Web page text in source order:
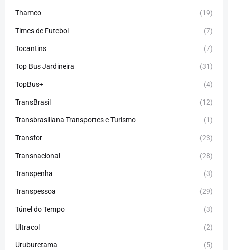
Thamco (19)
Times de Futebol (7)
Tocantins (7)
Top Bus Jardineira (31)
TopBus+ (4)
TransBrasil (12)
Transbrasiliana Transportes e Turismo (1)
Transfor (23)
Transnacional (28)
Transpenha (3)
Transpessoa (29)
Túnel do Tempo (3)
Ultracol (2)
Uruburetama (5)